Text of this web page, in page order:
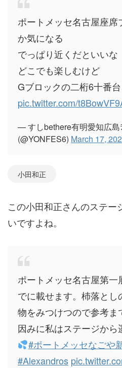
ポートメッセ名古屋座
か気になる
でっぱり近くだといいな
どこでも楽しむけど
Gブロックの二桁6十番台
pic.twitter.com/
— すしbethere有明愛知広島
(@YONFES6) March 17,
小田和正
この小田和正さんのステー
いですよね。
ポートメッセ名古屋第一
でに載せます。杮落と
物をみつけつので参考ま
因みに私はステージか
#ポートメッセなごや
#Alexandros